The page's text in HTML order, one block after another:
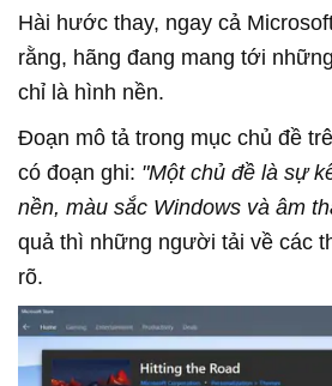
Hài hước thay, ngay cả
rằng, hãng đang mang tới
chỉ là hình nền.
Đoạn mô tả trong mục chủ đề
có đoạn ghi: "Một chủ đề là sự
nền, màu sắc Windows và âm
quả thì những người tải về các
rõ.